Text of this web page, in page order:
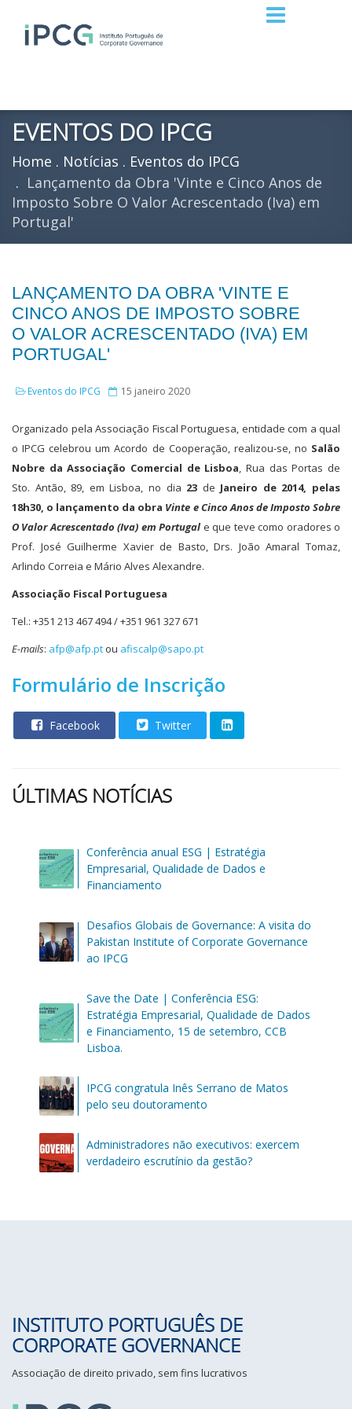
EVENTOS DO IPCG
Home Notícias
Eventos do IPCG
Lançamento da Obra 'Vinte e Cinco Anos de
Imposto Sobre O Valor Acrescentado (Iva) em
Portugal'
LANÇAMENTO DA OBRA 'VINTE E
CINCO ANOS DE IMPOSTO SOBRE
O VALOR ACRESCENTADO (IVA) EM
PORTUGAL'
Eventos do IPCG 15 janeiro 2020
Organizado pela Associação Fiscal Portuguesa, entidade com a qual
o IPCG celebrou um Acordo de Cooperação, realizou-se, no Salão
Nobre da Associação Comercial de Lisboa, Rua das Portas de
Sto. Antão, 89, em Lisboa, no dia 23 de Janeiro de 2014, pelas
18h30, o lançamento da obra Vinte e Cinco Anos de Imposto Sobre
O Valor Acrescentado (Iva) em Portugale que teve como oradores o
Prof. José Guilherme Xavier de Basto, Drs. João Amaral Tomaz,
Arlindo Correia e Mário Alves Alexandre.
Associação Fiscal Portuguesa
Tel.: +351 213 467 494 / +351 961 327 671
E-mails: afp@afp.pt ou afiscalp@sapo.pt
Formulário de Inscrição
Facebook Twitter
ÚLTIMAS NOTÍCIAS
Conferência anual ESG | Estratégia
Empresarial, Qualidade de Dados e
Financiamento
Desafios Globais de Governance: A visita do
Pakistan Institute of Corporate Governance
ao IPCG
Save the Date | Conferência ESG:
Estratégia Empresarial, Qualidade de Dados
e Financiamento, 15 de setembro, CCB
Lisboa.
IPCG congratula Inês Serrano de Matos
pelo seu doutoramento
Administradores não executivos: exercem
verdadeiro escrutínio da gestão?
INSTITUTO PORTUGUÊS DE
CORPORATE GOVERNANCE
Associação de direito privado, sem fins lucrativos